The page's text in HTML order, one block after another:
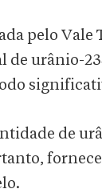
pelo
de urânio-
de